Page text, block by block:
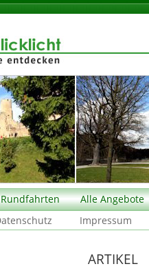
Alle Angebote
Impressum
ARTIKEL